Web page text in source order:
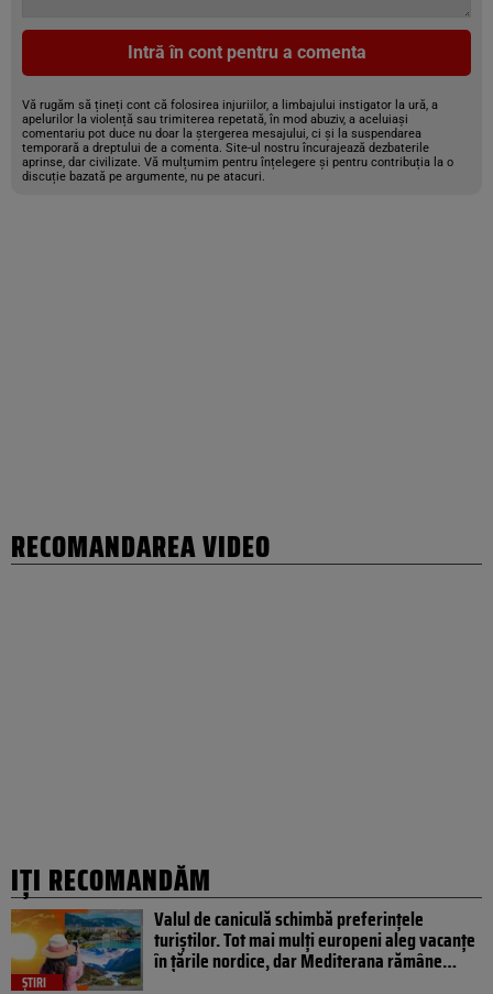
Intră în cont pentru a comenta
Vă rugăm să țineți cont că folosirea injuriilor, a limbajului instigator la ură, a
apelurilor la violență sau trimiterea repetată, în mod abuziv, a aceluiași
comentariu pot duce nu doar la ștergerea mesajului, ci și la suspendarea
temporară a dreptului de a comenta. Site-ul nostru încurajează dezbaterile
aprinse, dar civilizate. Vă mulțumim pentru înțelegere și pentru contribuția la o
discuție bazată pe argumente, nu pe atacuri.
RECOMANDAREA VIDEO
IȚI RECOMANDĂM
ȘTIRI
Valul de caniculă schimbă preferințele
turiștilor. Tot mai mulți europeni aleg vacanțe
în țările nordice, dar Mediterana rămâne…